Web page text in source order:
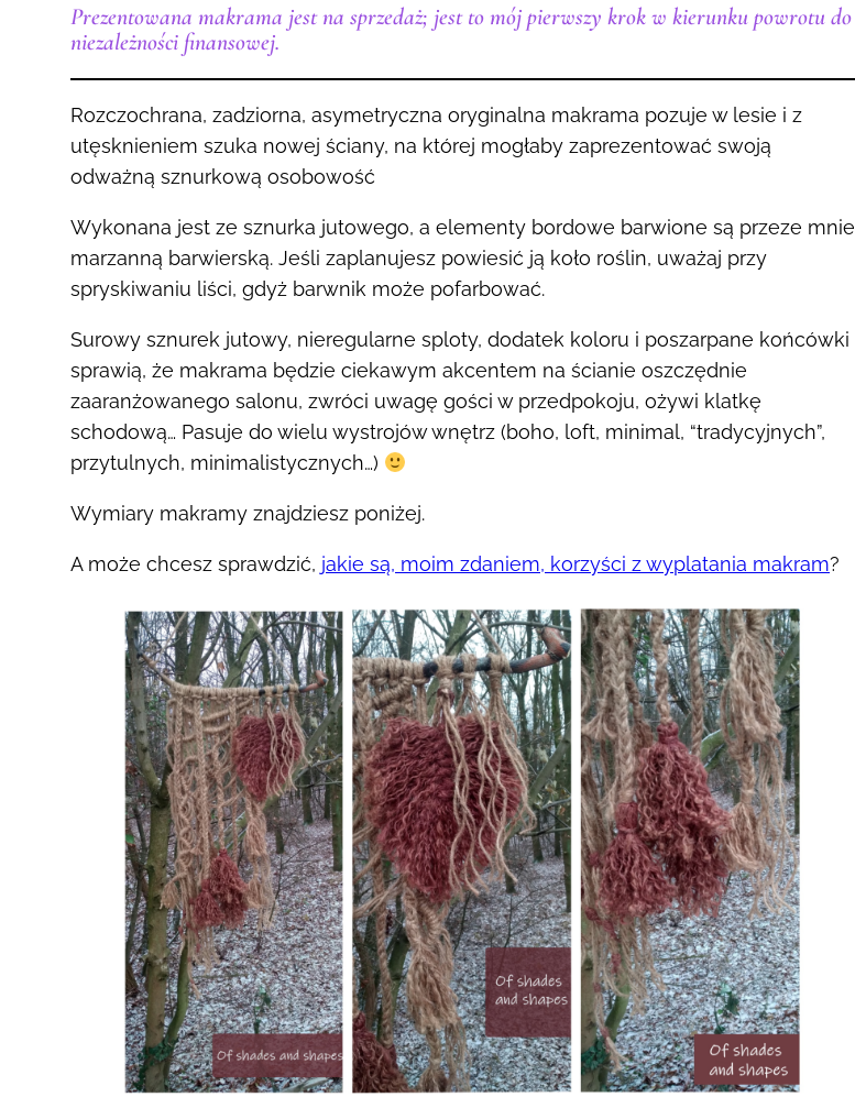
Prezentowana makrama jest na sprzedaż; jest to mój pierwszy krok w kierunku powrotu do
niezależności finansowej.
Rozczochrana, zadziorna, asymetryczna oryginalna makrama pozuje w lesie i z
utęsknieniem szuka nowej ściany, na której mogłaby zaprezentować swoją
odważną sznurkową osobowość
Wykonana jest ze sznurka jutowego, a elementy bordowe barwione są przeze mnie
marzanną barwierską. Jeśli zaplanujesz powiesić ją koło roślin, uważaj przy
spryskiwaniu liści, gdyż barwnik może pofarbować.
Surowy sznurek jutowy, nieregularne sploty, dodatek koloru i poszarpane końcówki
sprawią, że makrama będzie ciekawym akcentem na ścianie oszczędnie
zaaranżowanego salonu, zwróci uwagę gości w przedpokoju, ożywi klatkę
schodową… Pasuje do wielu wystrojów wnętrz (boho, loft, minimal, “tradycyjnych”,
przytulnych, minimalistycznych…)
Wymiary makramy znajdziesz poniżej.
A może chcesz sprawdzić, jakie są, moim zdaniem, korzyści z wyplatania makram?